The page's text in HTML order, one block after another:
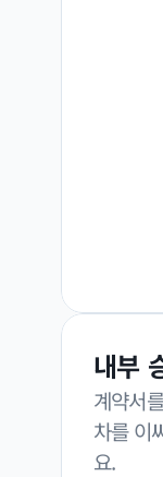
내부
계약서
차를 이
요.